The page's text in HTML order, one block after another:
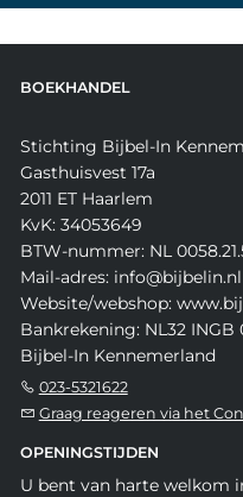
BOEKHANDEL
Stichting Bijbel-In
Gasthuisvest 17a
2011 ET Haarlem
KvK: 34053649
BTW-nummer: NL
Mail-adres: info@bijbelin.nl
Website/webshop:
Bankrekening: NL32
Bijbel-In Kennemerland
023-5321622
Graag reageren via het
OPENINGSTIJDEN
U bent van harte welkom